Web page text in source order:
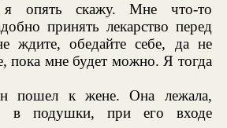
опять скажу. Мне что-то
принять лекарство перед
обедайте себе, да не
пока мне будет можно. Я тогда
пошел к жене. Она лежала,
в подушки, при его входе